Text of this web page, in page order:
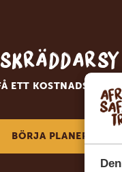
ETT KOSTNADSFRITT
BÖRJA PLANERA DIN